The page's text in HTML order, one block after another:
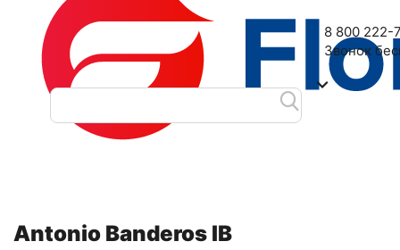
Наш адрес: 2-я Дубровская улица, 6
8 800 222-
Звонок
Antonio Banderos IB